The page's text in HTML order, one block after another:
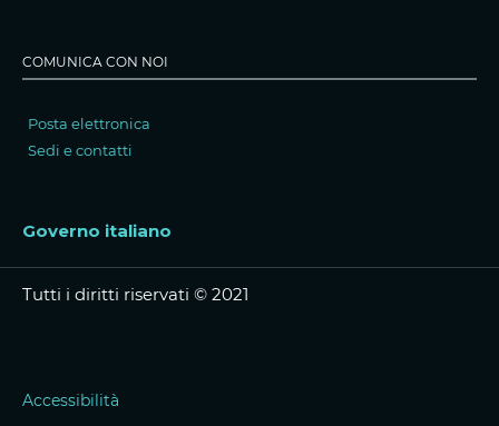
COMUNICA CON NOI
Posta elettronica
Sedi e contatti
Governo italiano
Tutti i diritti riservati © 2021
Accessibilità